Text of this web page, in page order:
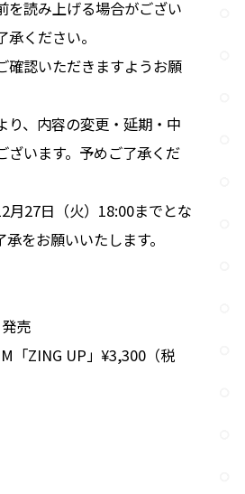
読み上げる場合がござい
ください。
認いただきますようお願
、内容の変更・延期・中
ざいます。予めご了承くだ
月27日（火）18:00までとな
をお願いいたします。
売
「ZING UP」¥3,300（税